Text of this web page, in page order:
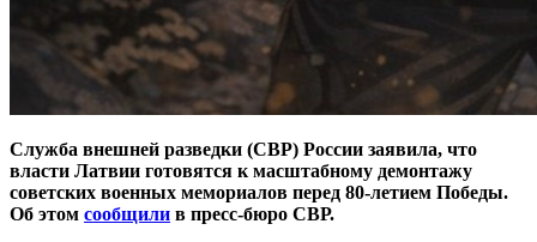
Служба внешней разведки (СВР) России заявила, что
власти Латвии готовятся к масштабному демонтажу
советских военных мемориалов перед 80-летием Победы.
Об этом сообщили в пресс-бюро СВР.